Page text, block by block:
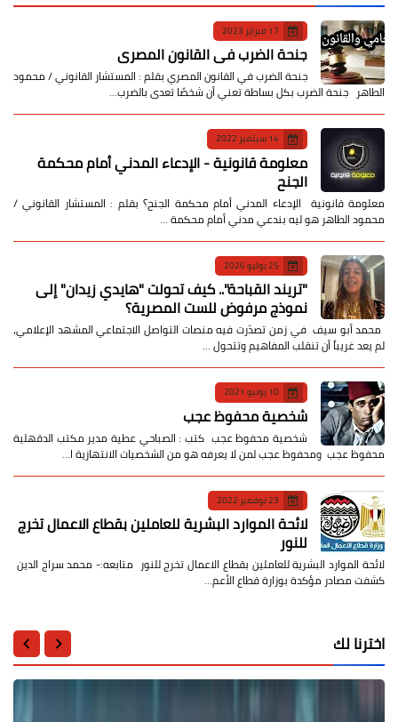
17 فبراير 2023
جنحة الضرب في القانون المصري
جنحة الضرب في القانون المصري بقلم : المستشار القانوني / محمود
الطاهر جنحة الضرب بكل بساطة تعني أن شخصًا تعدى بالضرب…
14 سبتمبر 2022
معلومة قانونية - الإدعاء المدني أمام محكمة
الجنح
معلومة قانونية الإدعاء المدني أمام محكمة الجنح؟ بقلم : المستشار القانوني /
محمود الطاهر هو ليه بندعي مدني أمام محكمة …
25 يوليو 2026
​"تريند القباحة".. كيف تحولت "هايدي زيدان" إلى
نموذج مرفوض للست المصرية؟
​ محمد أبو سيف ​في زمن تصدّرت فيه منصات التواصل الاجتماعي المشهد الإعلامي،
لم يعد غريباً أن تنقلب المفاهيم وتتحول …
10 يونيو 2021
شخصية محفوظ عجب
شخصية محفوظ عجب كتب : الصباحي عطية مدير مكتب الدقهلية
محفوظ عجب ومحفوظ عجب لمن لا يعرفه هو من الشخصيات الانتهازية ا…
23 نوفمبر 2022
لائحة الموارد البشرية للعاملين بقطاع الاعمال تخرج
للنور
لائحة الموارد البشرية للعاملين بقطاع الاعمال تخرج للنور متابعه:- محمد سراج الدين
كشفت مصادر مؤكدة بوزارة قطاع الأعم…
اخترنا لك